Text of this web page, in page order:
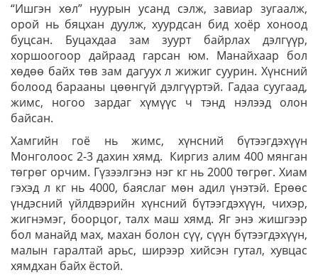
“Ишгэн хөл” нуурын усанд сэлж, завиар зугаалж,
орой нь бяцхан дуулж, хуурдсан бид хоёр хоноод
буцсан. Буцахдаа зам зуурт байрлах дэлгүүр,
хоршоогоор дайраад гарсан юм. Манайхаар бол
хөдөө байх төв зам дагуух л жижиг суурин. Хүнсний
болоод барааны цөөнгүй дэлгүүртэй. Гадаа суугаад,
жимс, ногоо зардаг хүмүүс ч тэнд нэлээд олон
байсан.
Хамгийн гоё нь жимс, хүнсний бүтээгдэхүүн
Монголоос 2-3 дахин хямд. Киргиз алим 400 мянган
төгрөг орчим. Гүзээлгэнэ нэг кг нь 2000 төгрөг. Хиам
гэхэд л кг нь 4000, баяслаг мөн адил үнэтэй. Ерөөс
үндэсний үйлдвэрийн хүнсний бүтээгдэхүүн, чихэр,
жигнэмэг, боорцог, талх маш хямд. Яг энэ жишгээр
бол манайд мах, махан болон сүү, сүүн бүтээгдэхүүн,
малын гаралтай арьс, ширээр хийсэн гутал, хувцас
хямдхан байх ёстой.